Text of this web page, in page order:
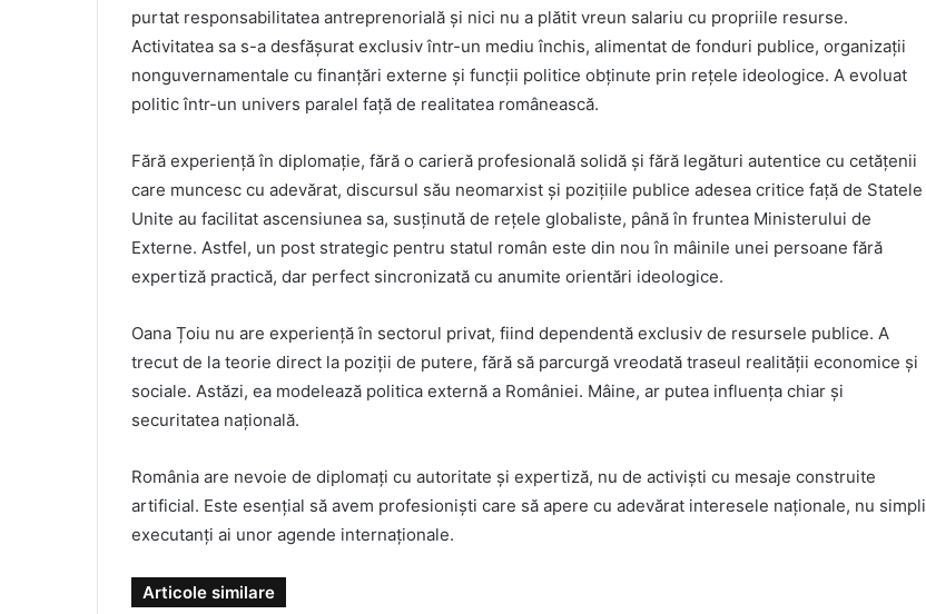
purtat responsabilitatea antreprenorială și nici nu a plătit vreun salariu cu propriile resurse.
Activitatea sa s-a desfășurat exclusiv într-un mediu închis, alimentat de fonduri publice, organizații
nonguvernamentale cu finanțări externe și funcții politice obținute prin rețele ideologice. A evoluat
politic într-un univers paralel față de realitatea românească.
Fără experiență în diplomație, fără o carieră profesională solidă și fără legături autentice cu cetățenii
care muncesc cu adevărat, discursul său neomarxist și pozițiile publice adesea critice față de Statele
Unite au facilitat ascensiunea sa, susținută de rețele globaliste, până în fruntea Ministerului de
Externe. Astfel, un post strategic pentru statul român este din nou în mâinile unei persoane fără
expertiză practică, dar perfect sincronizată cu anumite orientări ideologice.
Oana Țoiu nu are experiență în sectorul privat, fiind dependentă exclusiv de resursele publice. A
trecut de la teorie direct la poziții de putere, fără să parcurgă vreodată traseul realității economice și
sociale. Astăzi, ea modelează politica externă a României. Mâine, ar putea influența chiar și
securitatea națională.
România are nevoie de diplomați cu autoritate și expertiză, nu de activiști cu mesaje construite
artificial. Este esențial să avem profesioniști care să apere cu adevărat interesele naționale, nu simpli
executanți ai unor agende internaționale.
Articole similare